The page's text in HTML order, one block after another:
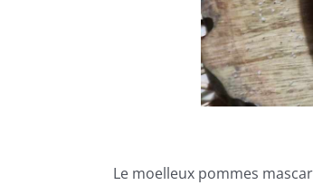
Le moelleux pommes